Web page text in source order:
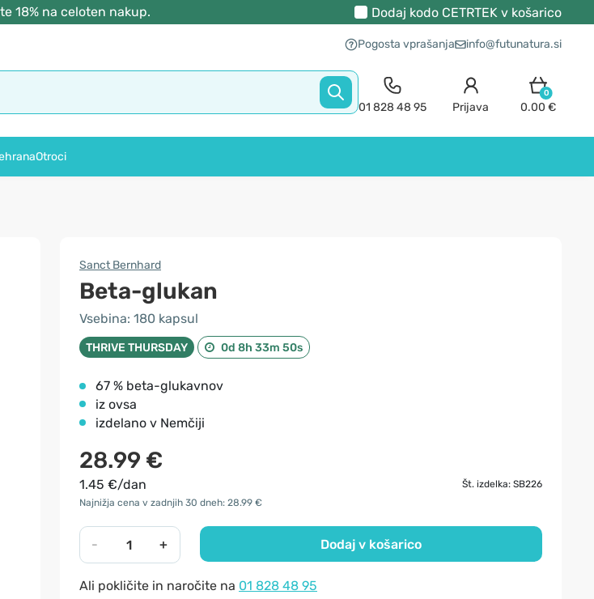
18% na celoten nakup. Dodaj kodo CETRTEKv košarico
Pogosta vprašanja info@futunatura.si
01 828 48 95 Prijava
0
0.00 €
Otroci
Sanct Bernhard
Beta-glukan
Vsebina: 180 kapsul
THRIVE THURSDAY 0d 8h 33m 49s
67 % beta-glukavnov
iz ovsa
izdelano v Nemčiji
28.99 €
1.45 €/dan
Št. izdelka: SB226
Najnižja cena v zadnjih 30 dneh: 28.99 €
- + Dodaj v košarico
Ali pokličite in naročite na 01 828 48 95